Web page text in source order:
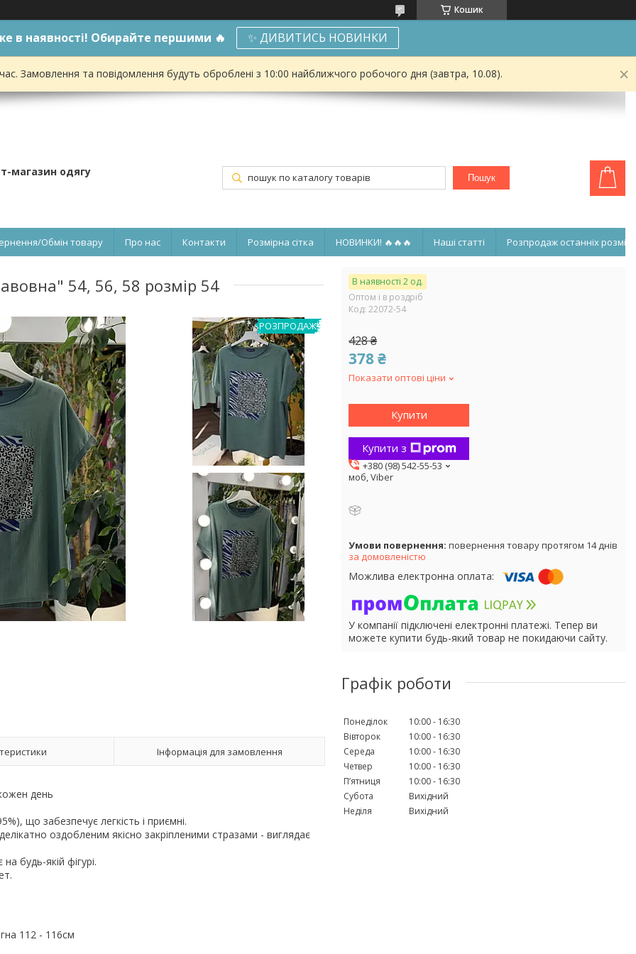
Кошик
в наявності! Обирайте першими 🔥 ✨ ДИВИТИСЬ НОВИНКИ
Замовлення та повідомлення будуть оброблені з 10:00 найближчого робочого дня (завтра, 10.08).
магазин одягу Пошук
Обмін товару Про нас Контакти Розмірна сітка НОВИНКИ! 🔥🔥🔥 Наші статті Розпродаж останніх
54, 56, 58 розмір 54
РОЗПРОДАЖ!
Інформація для замовлення
день
що забезпечує легкість і приємні.
оздобленим якісно закріпленими стразами - виглядає
будь-якій фігурі.
112 - 116см
В наявності 2 од.
Оптом і в роздріб
Код: 22072-54
428 ₴
378 ₴
Показати оптові ціни
Купити
Купити з
+380 (98) 542-55-53
моб, Viber
повернення товару протягом 14 днів
за домовленістю
У компанії підключені електронні платежі. Тепер ви
можете купити будь-який товар не покидаючи сайту.
Графік роботи
Понеділок 10:00
16:30
Вівторок
10:00
16:30
Середа
10:00
16:30
Четвер
10:00
16:30
Пʼятниця
10:00
16:30
Субота
Вихідний
Неділя
Вихідний